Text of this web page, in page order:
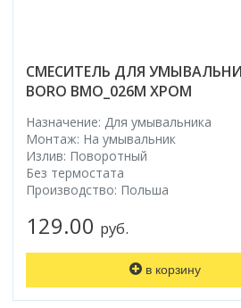
СМЕСИТЕЛЬ ДЛЯ
BORO BMO_026M ХРОМ
Назначение: Для умывальника
Монтаж: На умывальник
Излив: Поворотный
Без термостата
Производство: Польша
129.00 руб.
в корзину